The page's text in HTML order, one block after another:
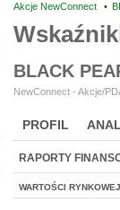
Akcje NewConnect •
BLACK
NewConnect - Akcje/
PROFIL
BR LAB
RAPORTY
WARTOŚCI RYNKOWEJ
17